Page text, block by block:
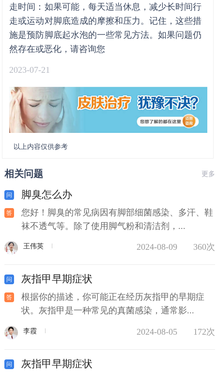
走时间：如果可能，每天适当休息，减少长时间行
走或运动对脚底造成的摩擦和压力。记住，这些措
施是预防脚底起水泡的一些常见方法。如果问题仍
然存在或恶化，请咨询您
2023-07-21
以上内容仅供参考
相关问题 更多
脚臭怎么办
您好！脚臭的常见病因有脚部细菌感染、多汗、鞋
袜不透气等。除了使用脚气粉和清洁剂，...
王伟英 2024-08-09 360次
灰指甲早期症状
根据你的描述，你可能正在经历灰指甲的早期症
状。灰指甲是一种常见的真菌感染，通常影...
李霞 2024-08-05 172次
灰指甲早期症状